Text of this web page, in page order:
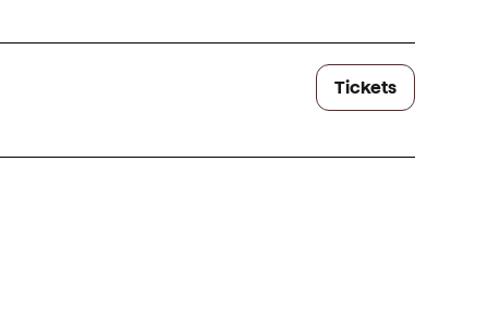
Tickets